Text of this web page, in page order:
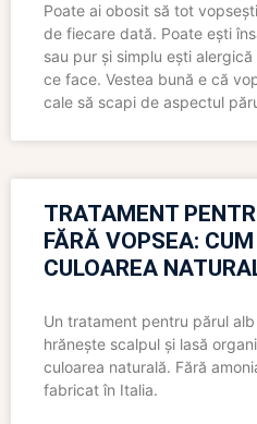
Poate ai obosit să tot
de fiecare dată. Poate ești
sau pur și simplu ești
ce face. Vestea bună e că
cale să scapi de aspectul
TRATAMENT
FĂRĂ VOPSEA:
CULOAREA
Un tratament pentru părul
hrănește scalpul și lasă
culoarea naturală. Fără
fabricat în Italia.